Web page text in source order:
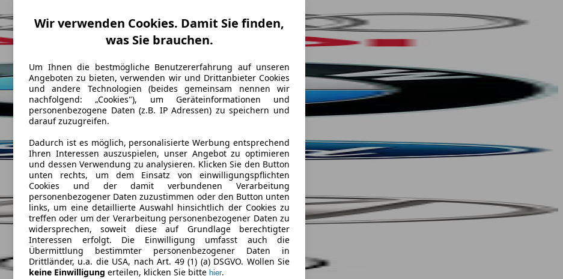
Wir verwenden Cookies. Damit Sie finden,
was Sie brauchen.
Um Ihnen die bestmögliche Benutzererfahrung auf unseren
Angeboten zu bieten, verwenden wir und Drittanbieter Cookies
und andere Technologien (beides gemeinsam nennen wir
nachfolgend: „Cookies"), um Geräteinformationen und
personenbezogene Daten (z.B. IP Adressen) zu speichern und
darauf zuzugreifen.
Dadurch ist es möglich, personalisierte Werbung entsprechend
Ihren Interessen auszuspielen, unser Angebot zu optimieren
und dessen Verwendung zu analysieren. Klicken Sie den Button
unten rechts, um dem Einsatz von einwilligungspflichten
Cookies und der damit verbundenen Verarbeitung
personenbezogener Daten zuzustimmen oder den Button unten
links, um eine detaillierte Auswahl hinsichtlich der Cookies zu
treffen oder um der Verarbeitung personenbezogener Daten zu
widersprechen, soweit diese auf Grundlage berechtigter
Interessen erfolgt. Die Einwilligung umfasst auch die
Übermittlung bestimmter personenbezogener Daten in
Drittländer, u.a. die USA, nach Art. 49 (1) (a) DSGVO. Wollen Sie
keine Einwilligung erteilen, klicken Sie bitte hier.